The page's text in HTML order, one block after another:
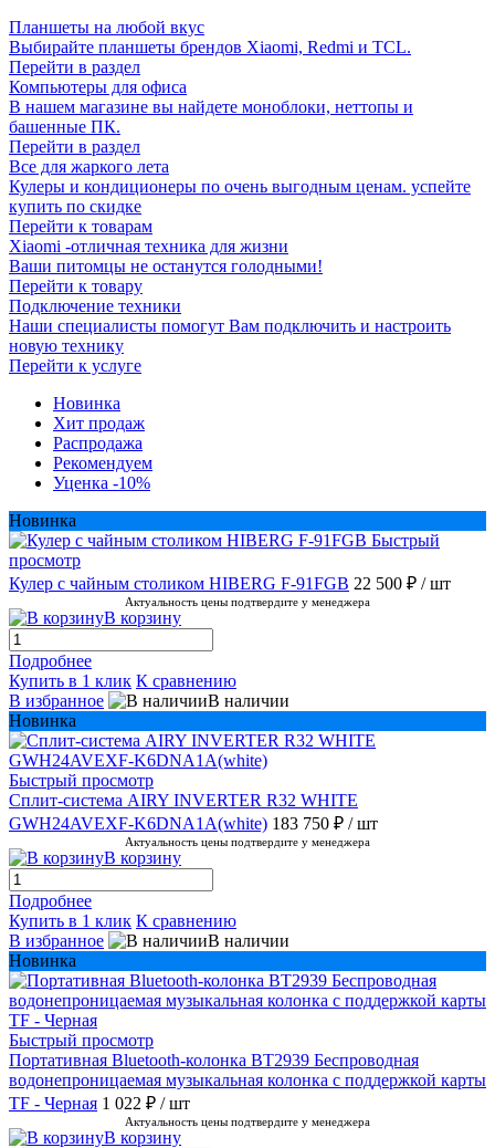
Планшеты на любой вкус
Выбирайте планшеты брендов Xiaomi, Redmi и TCL.
Перейти в раздел
Компьютеры для офиса
В нашем магазине вы найдете моноблоки, неттопы и
башенные ПК.
Перейти в раздел
Все для жаркого лета
Кулеры и кондиционеры по очень выгодным ценам. успейте
купить по скидке
Перейти к товарам
Xiaomi -отличная техника для жизни
Ваши питомцы не останутся голодными!
Перейти к товару
Подключение техники
Наши специалисты помогут Вам подключить и настроить
новую технику
Перейти к услуге
Новинка
Хит продаж
Распродажа
Рекомендуем
Уценка -10%
Новинка
Быстрый
просмотр
Кулер с чайным столиком HIBERG F-91FGB 22 500 ₽ / шт
Актуальность цены подтвердите у менеджера
В корзину
Подробнее
Купить в 1 клик К сравнению
В избранное
В наличии
Новинка
Быстрый просмотр
Сплит-система AIRY INVERTER R32 WHITE
GWH24AVEXF-K6DNA1A(white) 183 750 ₽ / шт
Актуальность цены подтвердите у менеджера
В корзину
Подробнее
Купить в 1 клик К сравнению
В избранное
В наличии
Новинка
Быстрый просмотр
Портативная Bluetooth-колонка BT2939 Беспроводная
водонепроницаемая музыкальная колонка с поддержкой карты
TF - Черная 1 022 ₽ / шт
Актуальность цены подтвердите у менеджера
В корзину